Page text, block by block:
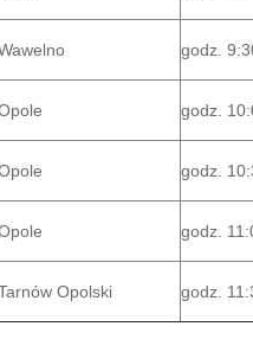
godz.
godz.
godz.
godz.
Opolski godz.